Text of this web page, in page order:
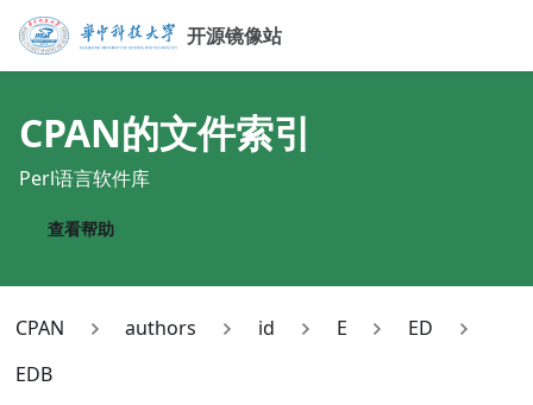
开源镜像站
CPAN的文件索引
Perl语言软件库
查看帮助
CPAN authors id E
ED
EDB